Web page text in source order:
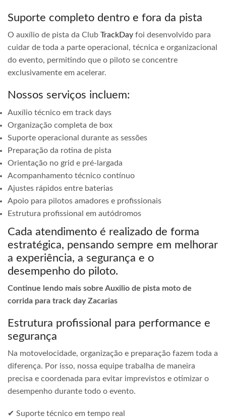
Suporte completo dentro e fora da pista
O auxílio de pista da Club TrackDay foi desenvolvido para
cuidar de toda a parte operacional, técnica e organizacional
do evento, permitindo que o piloto se concentre
exclusivamente em acelerar.
Nossos serviços incluem:
Auxílio técnico em track days
Organização completa de box
Suporte operacional durante as sessões
Preparação da rotina de pista
Orientação no grid e pré-largada
Acompanhamento técnico contínuo
Ajustes rápidos entre baterias
Apoio para pilotos amadores e profissionais
Estrutura profissional em autódromos
Cada atendimento é realizado de forma
estratégica, pensando sempre em melhorar
a experiência, a segurança e o
desempenho do piloto.
Continue lendo mais sobre Auxilio de pista moto de
corrida para track day Zacarias
Estrutura profissional para performance e
segurança
Na motovelocidade, organização e preparação fazem toda a
diferença. Por isso, nossa equipe trabalha de maneira
precisa e coordenada para evitar imprevistos e otimizar o
desempenho durante todo o evento.
✔ Suporte técnico em tempo real